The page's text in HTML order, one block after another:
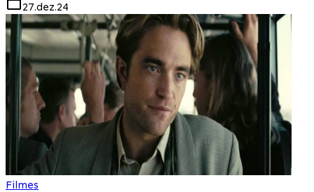
27.dez.24
Filmes